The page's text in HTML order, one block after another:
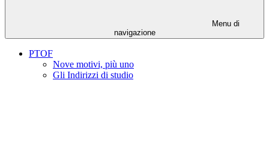
Menu di
navigazione
PTOF
Nove motivi, più uno
Gli Indirizzi di studio